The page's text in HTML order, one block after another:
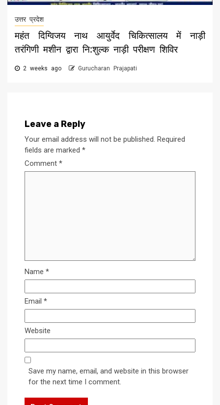
उत्तर प्रदेश
महंत दिग्विजय नाथ आयुर्वेद चिकित्सालय में नाड़ी
तरंगिणी मशीन द्वारा नि:शुल्क नाड़ी परीक्षण शिविर
2 weeks ago Gurucharan Prajapati
Leave a Reply
Your email address will not be published. Required
fields are marked *
Comment *
Name *
Email *
Website
Save my name, email, and website in this browser
for the next time I comment.